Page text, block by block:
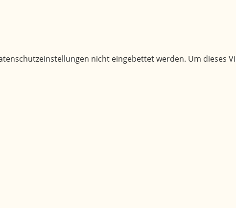
nicht eingebettet werden. Um dieses